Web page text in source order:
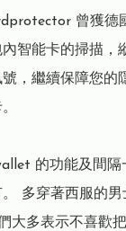
曾獲德
智能卡的掃描，
，繼續保障您的
的功能及間隔
多穿著西服的
大多表示不喜歡